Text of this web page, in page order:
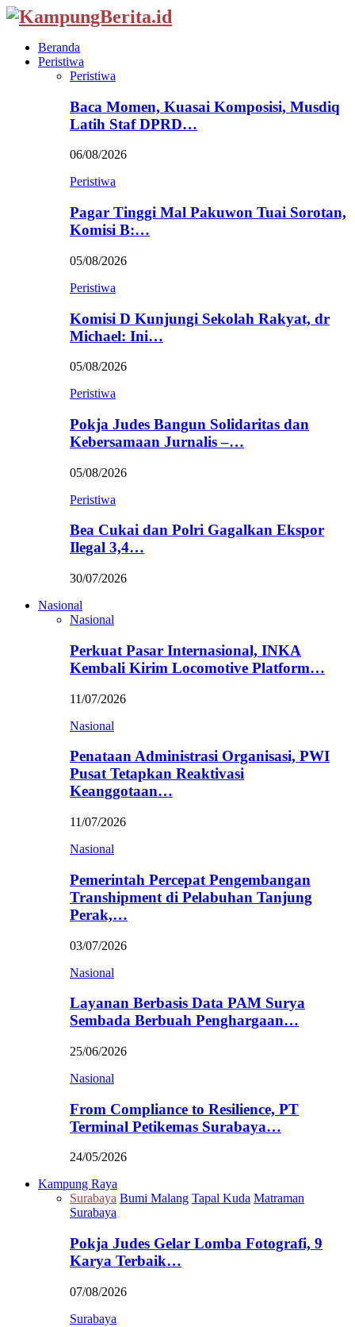
Beranda
Peristiwa
Peristiwa
Baca Momen, Kuasai Komposisi, Musdiq
Latih Staf DPRD…
06/08/2026
Peristiwa
Pagar Tinggi Mal Pakuwon Tuai Sorotan,
Komisi B:…
05/08/2026
Peristiwa
Komisi D Kunjungi Sekolah Rakyat, dr
Michael: Ini…
05/08/2026
Peristiwa
Pokja Judes Bangun Solidaritas dan
Kebersamaan Jurnalis –…
05/08/2026
Peristiwa
Bea Cukai dan Polri Gagalkan Ekspor
Ilegal 3,4…
30/07/2026
Nasional
Nasional
Perkuat Pasar Internasional, INKA
Kembali Kirim Locomotive Platform…
11/07/2026
Nasional
Penataan Administrasi Organisasi, PWI
Pusat Tetapkan Reaktivasi
Keanggotaan…
11/07/2026
Nasional
Pemerintah Percepat Pengembangan
Transhipment di Pelabuhan Tanjung
Perak,…
03/07/2026
Nasional
Layanan Berbasis Data PAM Surya
Sembada Berbuah Penghargaan…
25/06/2026
Nasional
From Compliance to Resilience, PT
Terminal Petikemas Surabaya…
24/05/2026
Kampung Raya
Surabaya Bumi Malang Tapal Kuda Matraman
Surabaya
Pokja Judes Gelar Lomba Fotografi, 9
Karya Terbaik…
07/08/2026
Surabaya